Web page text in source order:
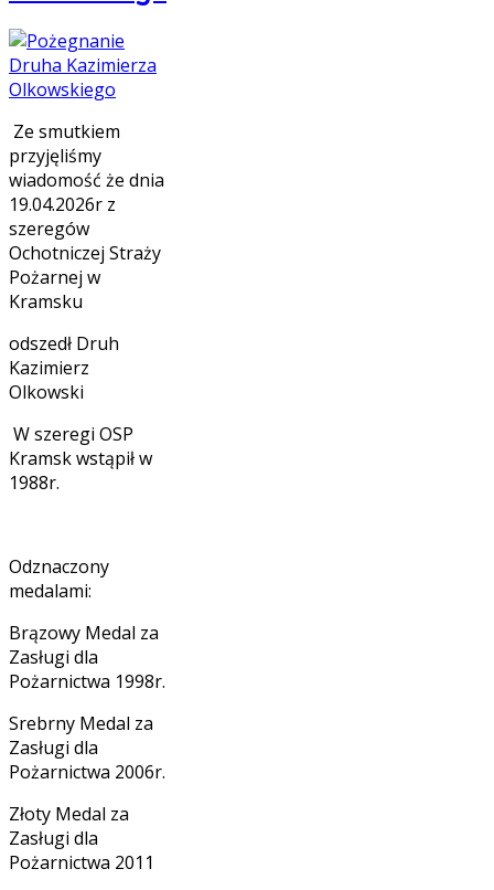
Ze smutkiem
przyjęliśmy
wiadomość że dnia
19.04.2026r z
szeregów
Ochotniczej Straży
Pożarnej w
Kramsku
odszedł Druh
Kazimierz
Olkowski
W szeregi OSP
Kramsk wstąpił w
1988r.
Odznaczony
medalami:
Brązowy Medal za
Zasługi dla
Pożarnictwa 1998r.
Srebrny Medal za
Zasługi dla
Pożarnictwa 2006r.
Złoty Medal za
Zasługi dla
Pożarnictwa 2011